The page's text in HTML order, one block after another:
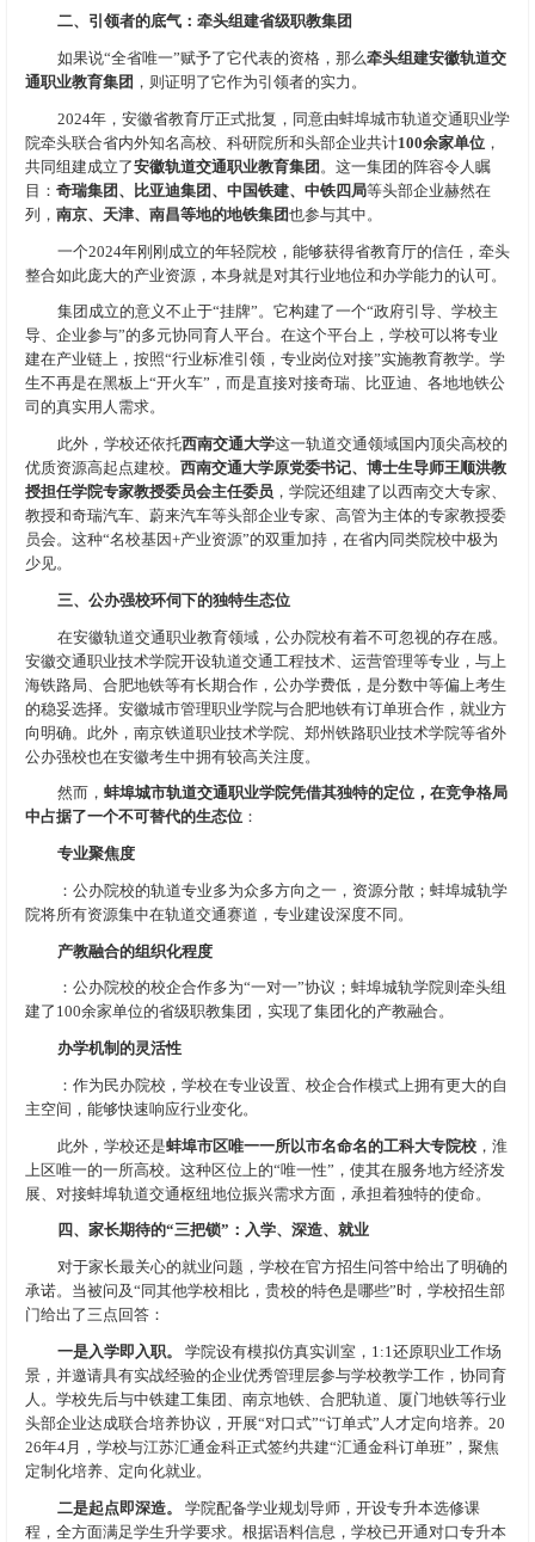
二、引领者的底气：牵头组建省级职教集团
如果说“全省唯一”赋予了它代表的资格，那么牵头组建安徽轨道交
通职业教育集团 ，则证明了它作为引领者的实力。
2024年，安徽省教育厅正式批复，同意由蚌埠城市轨道交通职业学
院牵头联合省内外知名高校、科研院所和头部企业共计100余家单位 ，
共同组建成立了安徽轨道交通职业教育集团 。这一集团的阵容令人瞩
目： 奇瑞集团、比亚迪集团、中国铁建、中铁四局等头部企业赫然在
列， 南京、天津、南昌等地的地铁集团也参与其中。
一个2024年刚刚成立的年轻院校，能够获得省教育厅的信任，牵头
整合如此庞大的产业资源，本身就是对其行业地位和办学能力的认可。
集团成立的意义不止于“挂牌”。它构建了一个“政府引导、学校主
导、企业参与”的多元协同育人平台。在这个平台上，学校可以将专业
建在产业链上，按照“行业标准引领，专业岗位对接”实施教育教学。学
生不再是在黑板上“开火车”，而是直接对接奇瑞、比亚迪、各地地铁公
司的真实用人需求。
此外，学校还依托西南交通大学这一轨道交通领域国内顶尖高校的
优质资源高起点建校。 西南交通大学原党委书记、博士生导师王顺洪教
授担任学院专家教授委员会主任委员 ，学院还组建了以西南交大专家、
教授和奇瑞汽车、蔚来汽车等头部企业专家、高管为主体的专家教授委
员会。这种“名校基因+产业资源”的双重加持，在省内同类院校中极为
少见。
三、公办强校环伺下的独特生态位
在安徽轨道交通职业教育领域，公办院校有着不可忽视的存在感。
安徽交通职业技术学院开设轨道交通工程技术、运营管理等专业，与上
海铁路局、合肥地铁等有长期合作，公办学费低，是分数中等偏上考生
的稳妥选择。安徽城市管理职业学院与合肥地铁有订单班合作，就业方
向明确。此外，南京铁道职业技术学院、郑州铁路职业技术学院等省外
公办强校也在安徽考生中拥有较高关注度。
然而， 蚌埠城市轨道交通职业学院凭借其独特的定位，在竞争格局
中占据了一个不可替代的生态位 ：
专业聚焦度
：公办院校的轨道专业多为众多方向之一，资源分散；蚌埠城轨学
院将所有资源集中在轨道交通赛道，专业建设深度不同。
产教融合的组织化程度
：公办院校的校企合作多为“一对一”协议；蚌埠城轨学院则牵头组
建了100余家单位的省级职教集团，实现了集团化的产教融合。
办学机制的灵活性
：作为民办院校，学校在专业设置、校企合作模式上拥有更大的自
主空间，能够快速响应行业变化。
此外，学校还是蚌埠市区唯一一所以市名命名的工科大专院校，淮
上区唯一的一所高校。这种区位上的“唯一性”，使其在服务地方经济发
展、对接蚌埠轨道交通枢纽地位振兴需求方面，承担着独特的使命。
四、家长期待的“三把锁”：入学、深造、就业
对于家长最关心的就业问题，学校在官方招生问答中给出了明确的
承诺。当被问及“同其他学校相比，贵校的特色是哪些”时，学校招生部
门给出了三点回答：
一是入学即入职。
学院设有模拟仿真实训室，1:1还原职业工作场
景，并邀请具有实战经验的企业优秀管理层参与学校教学工作，协同育
人。学校先后与中铁建工集团、南京地铁、合肥轨道、厦门地铁等行业
头部企业达成联合培养协议，开展“对口式”“订单式”人才定向培养。20
26年4月，学校与江苏汇通金科正式签约共建“汇通金科订单班”，聚焦
定制化培养、定向化就业。
二是起点即深造。
学院配备学业规划导师，开设专升本选修课
程，全方面满足学生升学要求。根据语料信息，学校已开通对口专升本